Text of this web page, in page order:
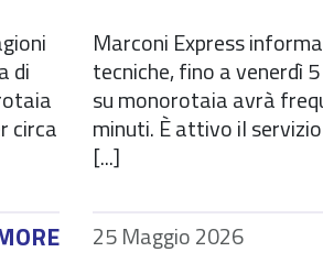
di
circa
Marconi Express
tecniche, fino a venerdì
su monorotaia avrà
minuti. È attivo il
[...]
25 Maggio 2026